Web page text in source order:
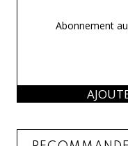
Abonnement